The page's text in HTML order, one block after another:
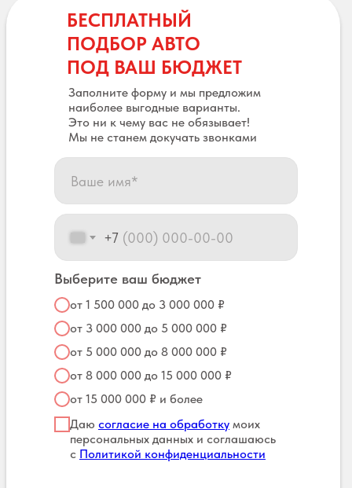
БЕСПЛАТНЫЙ
ПОДБОР АВТО
ПОД ВАШ БЮДЖЕТ
Заполните форму и мы предложим
наиболее выгодные варианты.
Это ни к чему вас не обязывает!
Мы не станем докучать звонками
+7
Выберите ваш бюджет
от 1 500 000 до 3 000 000 ₽
от 3 000 000 до 5 000 000 ₽
от 5 000 000 до 8 000 000 ₽
от 8 000 000 до 15 000 000 ₽
от 15 000 000 ₽ и более
Даю согласие на обработку моих
персональных данных и соглашаюсь
с Политикой конфиденциальности